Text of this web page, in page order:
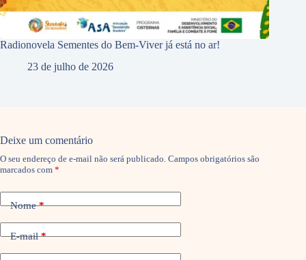
Radionovela Sementes do Bem-Viver já está no ar!
23 de julho de 2026
Deixe um comentário
O seu endereço de e-mail não será publicado. Campos obrigatórios são
marcados com *
Nome*
E-mail*